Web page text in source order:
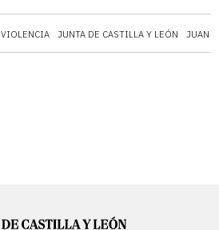
VIOLENCIA JUNTA DE CASTILLA Y LEÓN JUAN